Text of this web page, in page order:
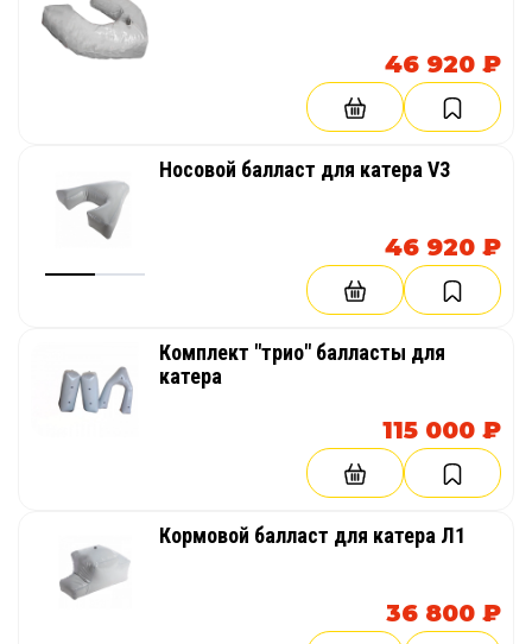
46 920 ₽
Носовой балласт для катера V3
46 920 ₽
Комплект "трио" балласты для
катера
115 000 ₽
Кормовой балласт для катера Л1
36 800 ₽